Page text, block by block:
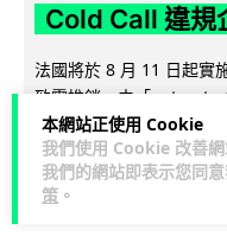
本網站正使用 Cookie
我們使用 Cookie 改善
我們的網站即表示您同
策 。
Cold Call 違規
法國將於 8 月 11 日起實
致電推銷，由「opt-out
機制。違... 閱讀全文
367 27 ↗ 分享